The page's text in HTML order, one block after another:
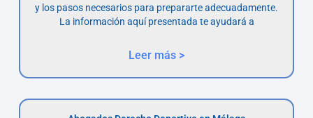
y los pasos necesarios para prepararte adecuadamente.
La información aquí presentada te ayudará a
Leer más >